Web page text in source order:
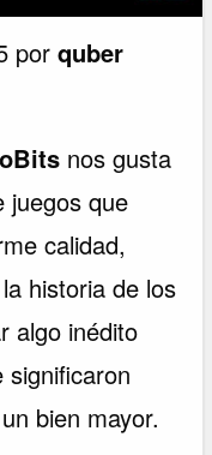
porquber
nos gusta
juegos que
calidad,
historia de los
algo inédito
significaron
bien mayor.